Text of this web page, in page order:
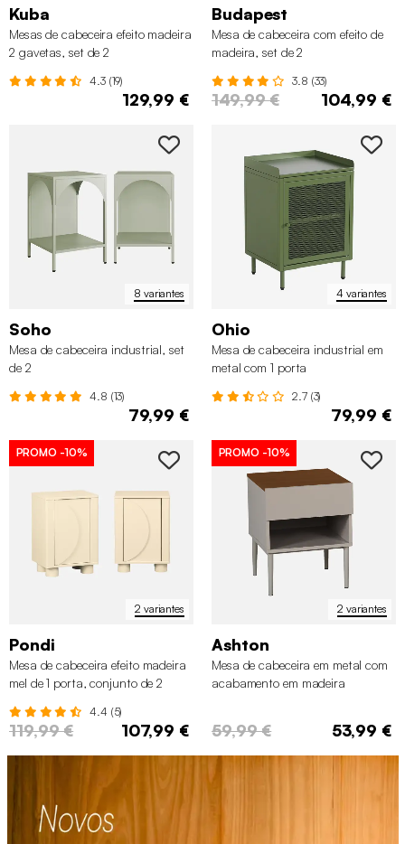
Kuba
Mesas de cabeceira efeito madeira
2 gavetas, set de 2
4.3 (19)
129,99 €
Budapest
Mesa de cabeceira com efeito de
madeira, set de 2
3.8 (33)
149,99 € 104,99 €
8 variantes
Soho
Mesa de cabeceira industrial, set
de 2
4.8 (13)
79,99 €
4 variantes
Ohio
Mesa de cabeceira industrial em
metal com 1 porta
2.7 (3)
79,99 €
2 variantes
PROMO -10%
Pondi
Mesa de cabeceira efeito madeira
mel de 1 porta, conjunto de 2
4.4 (5)
119,99 € 107,99 €
2 variantes
PROMO -10%
Ashton
Mesa de cabeceira em metal com
acabamento em madeira
59,99 € 53,99 €